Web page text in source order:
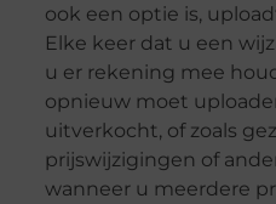
ook een optie is,
Elke keer dat u een
u er rekening mee
opnieuw moet
uitverkocht, of zoals
prijswijzigingen of
wanneer u meerdere